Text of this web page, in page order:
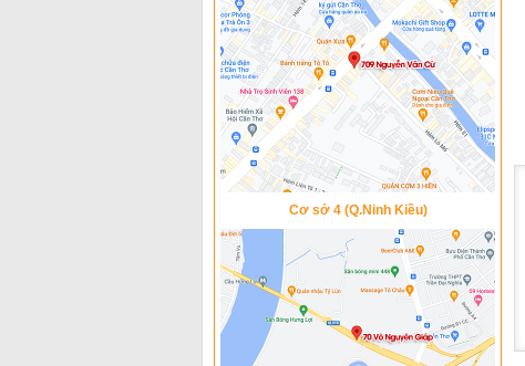
Cơ sở 4 (Q.Ninh Kiều)